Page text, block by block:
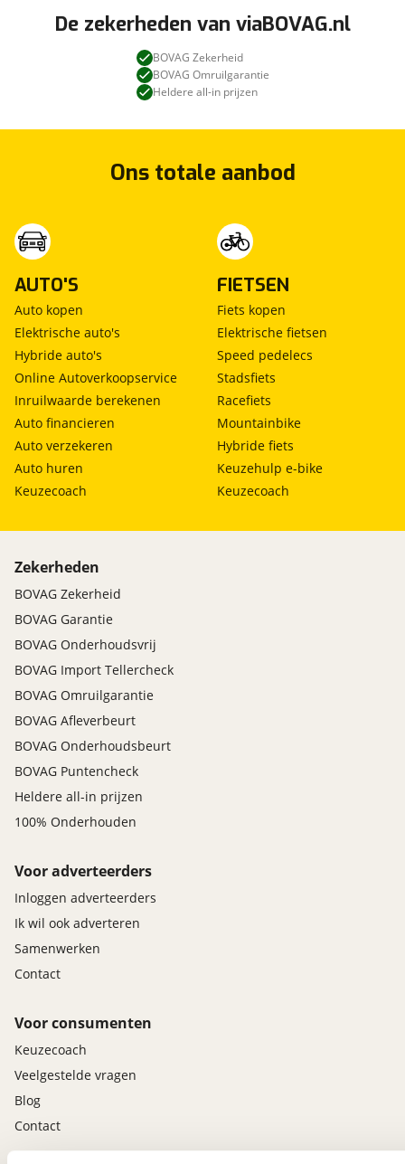
De zekerheden van viaBOVAG.nl
BOVAG Zekerheid
BOVAG Omruilgarantie
Heldere all-in prijzen
Ons totale aanbod
AUTO'S
Auto kopen
Elektrische auto's
Hybride auto's
Online Autoverkoopservice
Inruilwaarde berekenen
Auto financieren
Auto verzekeren
Auto huren
Keuzecoach
FIETSEN
Fiets kopen
Elektrische fietsen
Speed pedelecs
Stadsfiets
Racefiets
Mountainbike
Hybride fiets
Keuzehulp e-bike
Keuzecoach
Zekerheden
BOVAG Zekerheid
BOVAG Garantie
BOVAG Onderhoudsvrij
BOVAG Import Tellercheck
BOVAG Omruilgarantie
BOVAG Afleverbeurt
BOVAG Onderhoudsbeurt
BOVAG Puntencheck
Heldere all-in prijzen
100% Onderhouden
Voor adverteerders
Inloggen adverteerders
Ik wil ook adverteren
Samenwerken
Contact
Voor consumenten
Keuzecoach
Veelgestelde vragen
Blog
Contact